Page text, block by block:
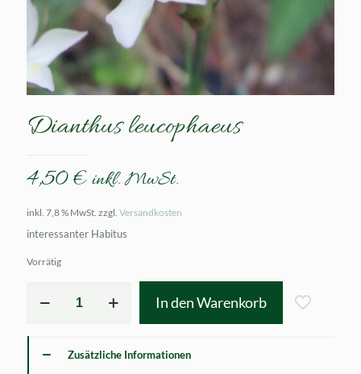
Dianthus leucophaeus
4,50€ inkl. MwSt.
inkl. 7,8 % MwSt. zzgl. Versandkosten
interessanter Habitus
Vorrätig
leucophaeus
In den Warenkorb
Zusätzliche Informationen